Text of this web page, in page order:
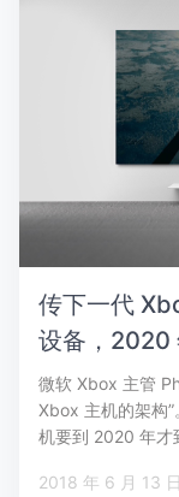
传下一代
设备，2020
微软 Xbox 主管
Xbox 主机的架构
机要到 2020 年才